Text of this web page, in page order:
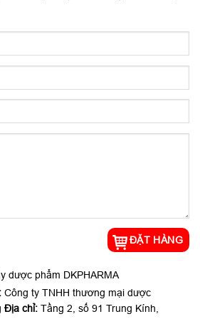
dược phẩm DKPHARMA
Công ty TNHH thương mại dược
Địa chỉ: Tầng 2, số 91 Trung Kính,